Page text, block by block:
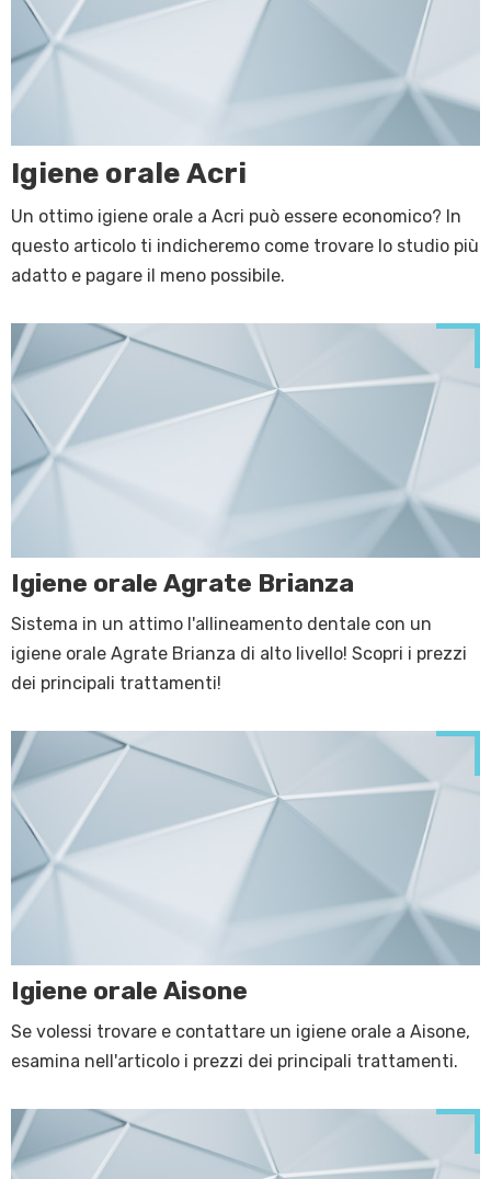
Igiene orale Acri
Un ottimo igiene orale a Acri può essere economico? In
questo articolo ti indicheremo come trovare lo studio più
adatto e pagare il meno possibile.
Igiene orale Agrate Brianza
Sistema in un attimo l'allineamento dentale con un
igiene orale Agrate Brianza di alto livello! Scopri i prezzi
dei principali trattamenti!
Igiene orale Aisone
Se volessi trovare e contattare un igiene orale a Aisone,
esamina nell'articolo i prezzi dei principali trattamenti.